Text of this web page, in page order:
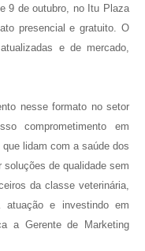
9 de outubro, no Itu Plaza
presencial e gratuito. O
e de mercado,
nesse formato no setor
comprometimento em
lidam com a saúde dos
de qualidade sem
da classe veterinária,
atuação e investindo em
a Gerente de Marketing